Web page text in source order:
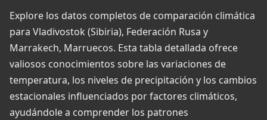
Explore los datos completos de comparación climática
para Vladivostok (Sibiria), Federación Rusa y
Marrakech, Marruecos. Esta tabla detallada ofrece
valiosos conocimientos sobre las variaciones de
temperatura, los niveles de precipitación y los cambios
estacionales influenciados por factores climáticos,
ayudándole a comprender los patrones